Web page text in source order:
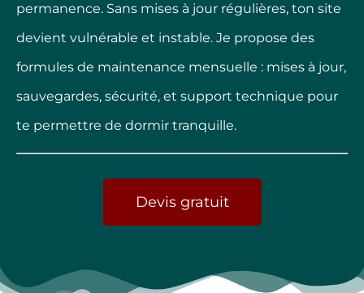
permanence. Sans mises à jour régulières, ton site
devient vulnérable et instable. Je propose des
formules de maintenance mensuelle : mises à jour,
sauvegardes, sécurité, et support technique pour
te permettre de dormir tranquille.
Devis gratuit